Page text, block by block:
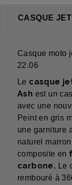
CASQUE
Casque moto
22.06
Le casque
Ash est un
avec une
Peint en gris
une garniture
naturel
composite en
carbone. Le
rembouré à